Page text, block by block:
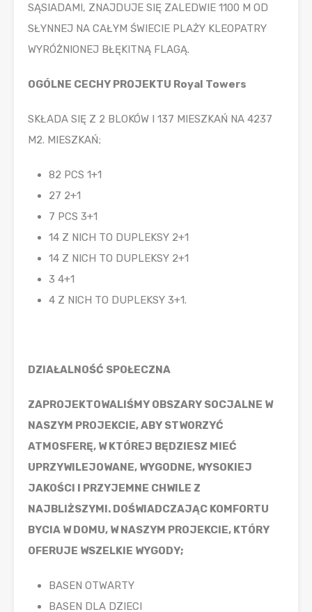
SĄSIADAMI, ZNAJDUJE SIĘ ZALEDWIE 1100 M OD
SŁYNNEJ NA CAŁYM ŚWIECIE PLAŻY KLEOPATRY
WYRÓŻNIONEJ BŁĘKITNĄ FLAGĄ.
OGÓLNE CECHY PROJEKTU Royal Towers
SKŁADA SIĘ Z 2 BLOKÓW I 137 MIESZKAŃ NA 4237
M2. MIESZKAŃ;
82 PCS 1+1
27 2+1
7 PCS 3+1
14 Z NICH TO DUPLEKSY 2+1
14 Z NICH TO DUPLEKSY 2+1
3 4+1
4 Z NICH TO DUPLEKSY 3+1.
DZIAŁALNOŚĆ SPOŁECZNA
ZAPROJEKTOWALIŚMY OBSZARY SOCJALNE W
NASZYM PROJEKCIE, ABY STWORZYĆ
ATMOSFERĘ, W KTÓREJ BĘDZIESZ MIEĆ
UPRZYWILEJOWANE, WYGODNE, WYSOKIEJ
JAKOŚCI I PRZYJEMNE CHWILE Z
NAJBLIŻSZYMI. DOŚWIADCZAJĄC KOMFORTU
BYCIA W DOMU, W NASZYM PROJEKCIE, KTÓRY
OFERUJE WSZELKIE WYGODY;
BASEN OTWARTY
BASEN DLA DZIECI